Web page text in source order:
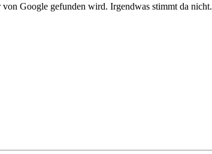
Google gefunden wird. Irgendwas stimmt da nicht.